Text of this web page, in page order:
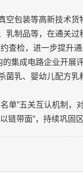
包装等高新技术货
乳制品等，在通关过
查检，进一步提升通
集成电路企业开展
菌乳、婴幼儿配方乳
单”五关互认机制，
链带面”，持续巩固